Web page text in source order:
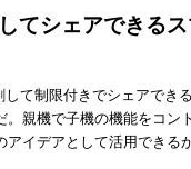
てシェアできる
して制限付きでシェアでき
。親機で子機の機能をコン
イデアとして活用できる